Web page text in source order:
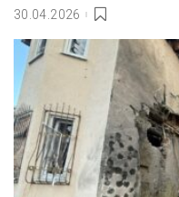
30.04.2026